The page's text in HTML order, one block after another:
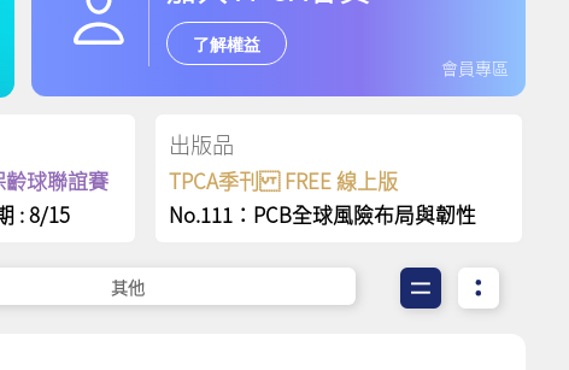
了解權益
會員專區
齡球聯誼賽
: 8/15
出版品
TPCA季刊 FREE 線上版
No.111：PCB全球風險布局與韌性
其他